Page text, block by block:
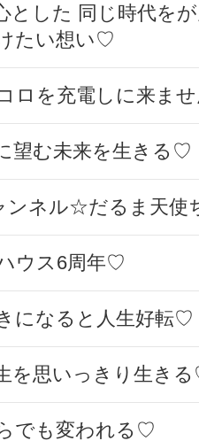
とした 同じ時代を
たい想い♡
ロを充電しに来ま
望む未来を生きる♡
ンネル☆だるま天
ウス6周年♡
になると人生好転♡
を思いっきり生き
でも変われる♡